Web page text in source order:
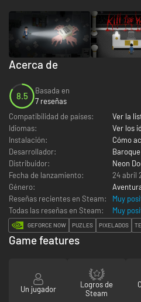
Acerca de
8.5
Basada en
7 reseñas
Compatibilidad de países:
Ver la
Idiomas:
Ver los
Instalación:
Cómo
Desarrollador:
Distribuidor:
Neon
Fecha de lanzamiento:
24 abril
Género:
Reseñas recientes en Steam:
Muy
Todas las reseñas en Steam:
Muy
GEFORCE NOW PUZLES PIXELADOS
Game features
Un jugador
Logros de
Steam